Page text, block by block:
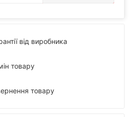
від виробника
товару
товару